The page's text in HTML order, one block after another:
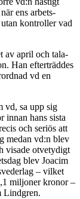
ens arbets­
kontroller vad
av april och tala­
Han efterträddes
vd en
vd, sa upp sig
innan hans sista
och seriös att
medan vd:n blev
visade otvetydigt
blev Joacim
– vilket
miljoner kronor –
Lindgren.